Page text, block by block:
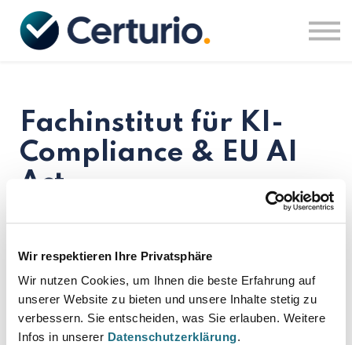
Wir respektieren Ihre Privatsphäre
Wir nutzen Cookies, um Ihnen die beste Erfahrung auf
unserer Website zu bieten und unsere Inhalte stetig zu
verbessern. Sie entscheiden, was Sie erlauben. Weitere
Infos in unserer Datenschutzerklärung.
Fragen & Antworten
Fachartikel
Fachinstitut für KI-
Compliance & EU AI
Act
Experten.
Praxisnah, verständlich und sofort anwendbar.
✔ Schulungspflicht erfüllt (EU AI Act Art. 4)
✔ Audit-relevante Teilnahme & Zertifikat
✔ TÜV-zertifizierte Trainer